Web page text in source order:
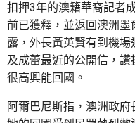
扣押3年的澳籍華裔記者
前已獲釋，並返回澳洲
露，外長黃英賢有到機
及成蕾最近的公開信，
很高興能回國。
阿爾巴尼斯指，澳洲政府